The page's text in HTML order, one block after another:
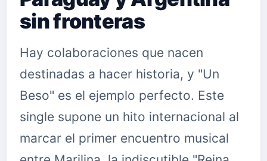
sin fronteras
Hay colaboraciones que nacen
destinadas a hacer historia, y "Un
Beso" es el ejemplo perfecto. Este
single supone un hito internacional al
marcar el primer encuentro musical